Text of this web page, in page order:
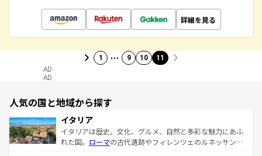
詳細を見る
1 … 9 10 11
AD
AD
人気の国と地域から探す
イタリア
イタリアは歴史、文化、グルメ、自然と多彩な魅力にあふ
れた国。 ローマの古代遺跡やフィレンツェのルネッサンス